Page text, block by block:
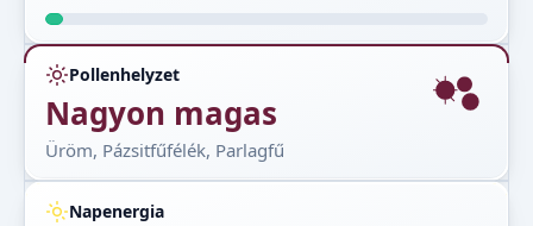
Pollenhelyzet
Nagyon magas
Üröm, Pázsitfűfélék, Parlagfű
Napenergia